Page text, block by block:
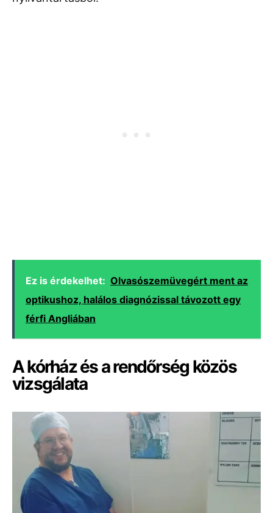
Ez is érdekelhet: Olvasószemüvegért ment az
optikushoz, halálos diagnózissal távozott egy
férfi Angliában
A kórház és a rendőrség közös
vizsgálata